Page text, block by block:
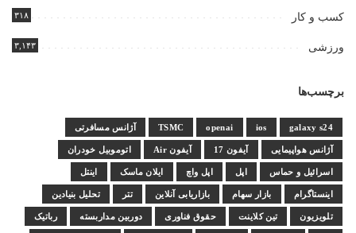
کسب و کار ۳۱۸
ورزشی ۳,۱۴۳
برچسب‌ها
galaxy s24
ios
openai
TSMC آژانس مسافرتی
آژانس هواپیمایی آیفون 17 آیفون Air اتوموبیل خودران
اسرائیل و حماس اپل اپل واچ ایلان ماسک اینتل
اینستاگرام بازار سهام بازاریابی آنلاین تتر تحلیل بنیادین
تلویزیون تین کلاینت حقوق فناوری دوربین مداربسته رباتیک